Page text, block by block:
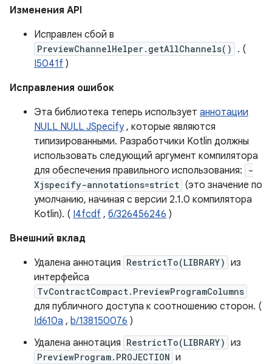
Изменения API
Исправлен сбой в
PreviewChannelHelper.getAllChannels()
. (
I5041f )
Исправления ошибок
Эта библиотека теперь использует аннотации
NULL NULL JSpecify, которые являются
типизированными. Разработчики Kotlin должны
использовать следующий аргумент компилятора
для обеспечения правильного использования:
-
Xjspecify-annotations=strict (это значение по
умолчанию, начиная с версии 2.1.0 компилятора
Kotlin). ( I4fcdf , б/326456246 )
Внешний вклад
Удалена аннотация RestrictTo(LIBRARY) из
интерфейса
TvContractCompact.PreviewProgramColumns
для публичного доступа к соотношению сторон. (
Id610a , b/138150076 )
Удалена аннотация RestrictTo(LIBRARY) из
PreviewProgram.PROJECTION и